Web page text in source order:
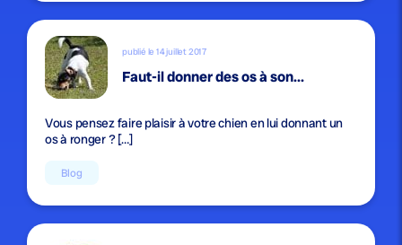
publié le 14 juillet 2017
Faut-il donner des os à son...
Vous pensez faire plaisir à votre chien en lui donnant un
os à ronger ? […]
Blog